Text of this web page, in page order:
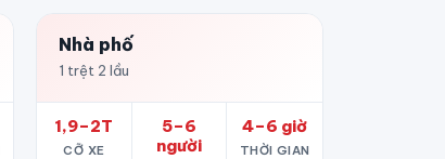
Nhà phố
1 trệt 2 lầu
1,9–2T
CỠ XE
5–6
người
4–6 giờ
THỜI GIAN